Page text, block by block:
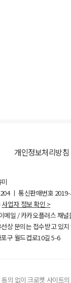
개인정보처리방침
ㅣ 통신판매번호
사업자 정보 확인 >
메일 / 카카오플러스 채
상 문의는 접수받고 있
구 월드컵로10길5-6
의 없이 크로켓 사이트